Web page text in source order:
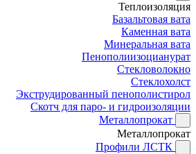
Теплоизоляция
Базальтовая вата
Каменная вата
Минеральная вата
Пенополиизоцианурат
Стекловолокно
Стеклохолст
Экструдированный пенополистирол
Скотч для паро- и гидроизоляции
Металлопрокат
Металлопрокат
Профили ЛСТК